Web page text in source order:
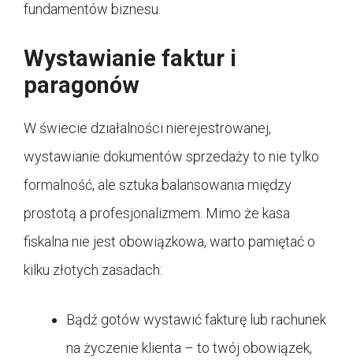
fundamentów biznesu.
Wystawianie faktur i
paragonów
W świecie działalności nierejestrowanej,
wystawianie dokumentów sprzedaży to nie tylko
formalność, ale sztuka balansowania między
prostotą a profesjonalizmem. Mimo że kasa
fiskalna nie jest obowiązkowa, warto pamiętać o
kilku złotych zasadach:
Bądź gotów wystawić fakturę lub rachunek
na życzenie klienta – to twój obowiązek,